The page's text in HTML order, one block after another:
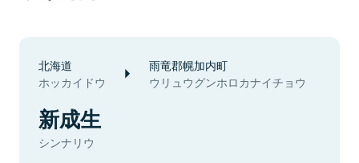
北海道
ホッカイドウ
雨竜郡幌加内町
ウリュウグンホロカナイチョウ
新成生
シンナリウ